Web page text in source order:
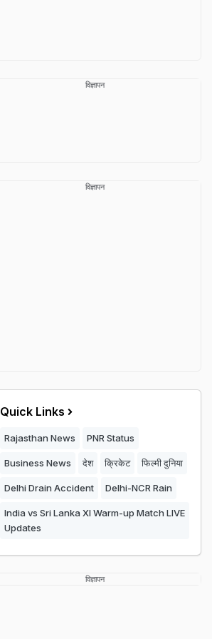
विज्ञापन
विज्ञापन
Quick Links
Rajasthan News PNR Status
Business News देश क्रिकेट फिल्मी दुनिया
Delhi Drain Accident Delhi-NCR Rain
India vs Sri Lanka XI Warm-up Match LIVE
Updates
विज्ञापन